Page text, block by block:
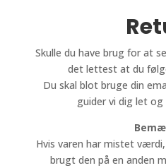
Skulle du have brug for at
det lettest at du
Du skal blot bruge din
guider vi dig let
Hvis varen har mistet
brugt den på en anden